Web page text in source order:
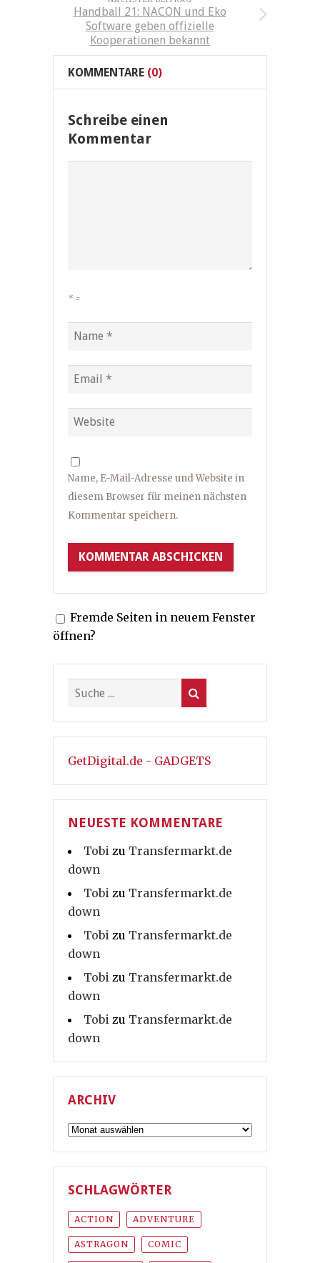
Handball 21: NACON und Eko
Software geben offizielle
Kooperationen bekannt
KOMMENTARE (0)
Schreibe einen
Kommentar
* =
Name, E-Mail-Adresse und Website in
diesem Browser für meinen nächsten
Kommentar speichern.
Fremde Seiten in neuem Fenster
öffnen?
GetDigital.de - GADGETS
NEUESTE KOMMENTARE
Tobi zu Transfermarkt.de
down
Tobi zu Transfermarkt.de
down
Tobi zu Transfermarkt.de
down
Tobi zu Transfermarkt.de
down
Tobi zu Transfermarkt.de
down
ARCHIV
Archiv
SCHLAGWÖRTER
ACTION ADVENTURE
ASTRAGON COMIC